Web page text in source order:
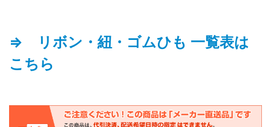
⇒ リボン・紐・ゴムひも 一覧表は
こちら